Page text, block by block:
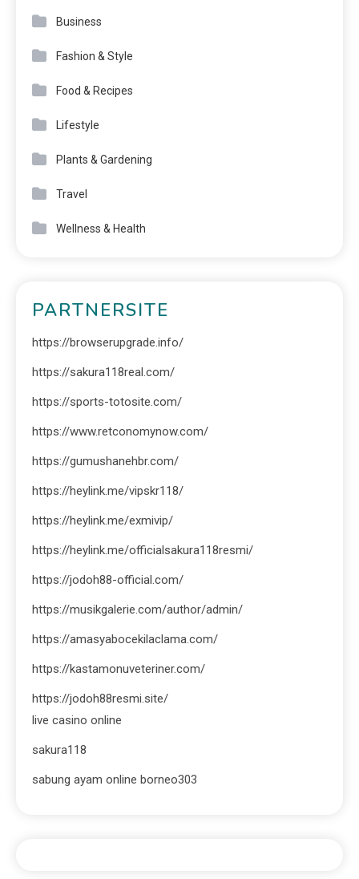
Business
Fashion & Style
Food & Recipes
Lifestyle
Plants & Gardening
Travel
Wellness & Health
PARTNERSITE
https://browserupgrade.info/
https://sakura118real.com/
https://sports-totosite.com/
https://www.retconomynow.com/
https://gumushanehbr.com/
https://heylink.me/vipskr118/
https://heylink.me/exmivip/
https://heylink.me/officialsakura118resmi/
https://jodoh88-official.com/
https://musikgalerie.com/author/admin/
https://amasyabocekilaclama.com/
https://kastamonuveteriner.com/
https://jodoh88resmi.site/
live casino online
sakura118
sabung ayam online borneo303